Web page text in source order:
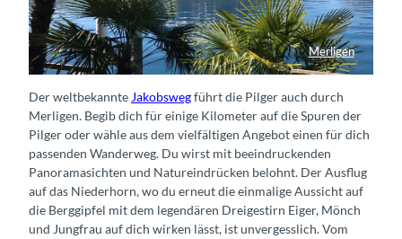
Merligen
Blick durch Palmen in Merligen
Der weltbekannte Jakobswegführt die Pilger auch durch
Merligen. Begib dich für einige Kilometer auf die Spuren der
Pilger oder wähle aus dem vielfältigen Angebot einen für dich
passenden Wanderweg. Du wirst mit beeindruckenden
Panoramasichten und Natureindrücken belohnt. Der Ausflug
auf das Niederhorn, wo du erneut die einmalige Aussicht auf
die Berggipfel mit dem legendären Dreigestirn Eiger, Mönch
und Jungfrau auf dich wirken lässt, ist unvergesslich. Vom